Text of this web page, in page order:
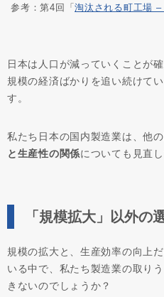
参考：第4回「淘汰される町工場
日本は人口が減っていくことが
規模の経済ばかりを追い続けて
す。
私たち日本の国内製造業は、他
と生産性の関係についても見直
「規模拡大」以外の
規模の拡大と、生産効率の向上
いる中で、私たち製造業の取り
きないのでしょうか？